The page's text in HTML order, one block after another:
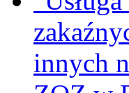
innych